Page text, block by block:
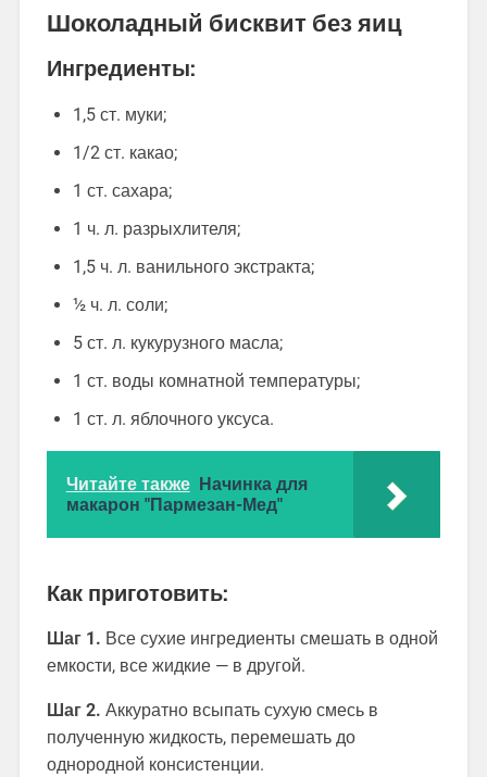
Шоколадный бисквит без яиц
Ингредиенты:
1,5 ст. муки;
1/2 ст. какао;
1 ст. сахара;
1 ч. л. разрыхлителя;
1,5 ч. л. ванильного экстракта;
½ ч. л. соли;
5 ст. л. кукурузного масла;
1 ст. воды комнатной температуры;
1 ст. л. яблочного уксуса.
Читайте также Начинка для
макарон "Пармезан-Мед"
Как приготовить:
Шаг 1. Все сухие ингредиенты смешать в одной
емкости, все жидкие — в другой.
Шаг 2. Аккуратно всыпать сухую смесь в
полученную жидкость, перемешать до
однородной консистенции.